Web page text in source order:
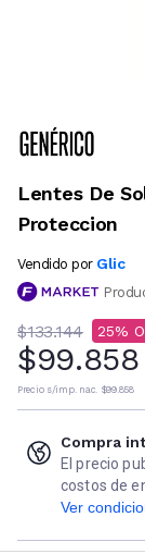
Lentes De
Proteccion
Vendido por Glic
$133.144 25
$99.858
Precio s/imp. nac. $99.858
Compra
El precio
costos de
Ver